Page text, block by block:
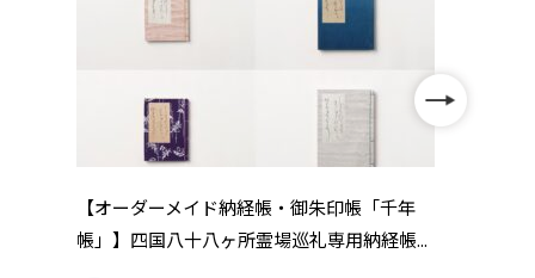
【オーダーメイド納経帳・御朱印帳「千年
帳」】四国八十八ヶ所霊場巡礼専用納経帳...